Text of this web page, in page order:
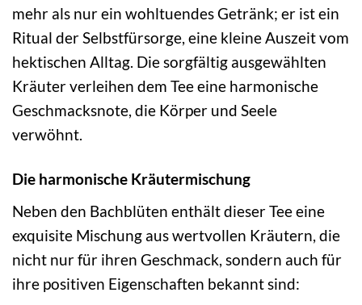
mehr als nur ein wohltuendes Getränk; er ist ein
Ritual der Selbstfürsorge, eine kleine Auszeit vom
hektischen Alltag. Die sorgfältig ausgewählten
Kräuter verleihen dem Tee eine harmonische
Geschmacksnote, die Körper und Seele
verwöhnt.
Die harmonische Kräutermischung
Neben den Bachblüten enthält dieser Tee eine
exquisite Mischung aus wertvollen Kräutern, die
nicht nur für ihren Geschmack, sondern auch für
ihre positiven Eigenschaften bekannt sind: